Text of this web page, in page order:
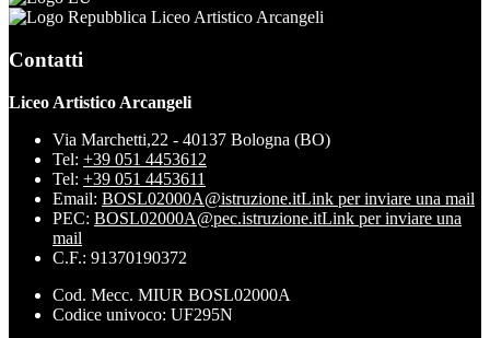
Liceo Artistico Arcangeli
Contatti
Liceo Artistico Arcangeli
Via Marchetti,22 - 40137 Bologna (BO)
Tel: +39 051 4453612
Tel: +39 051 4453611
Email: BOSL02000A@istruzione.itLink per inviare una mail
PEC: BOSL02000A@pec.istruzione.itLink per inviare una
mail
C.F.: 91370190372
Cod. Mecc. MIUR BOSL02000A
Codice univoco: UF295N